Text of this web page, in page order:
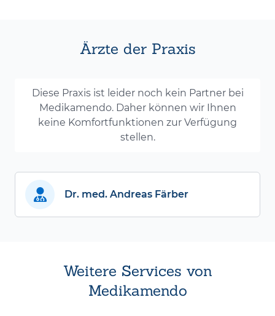
Ärzte der Praxis
Diese Praxis ist leider noch kein Partner bei
Medikamendo. Daher können wir Ihnen
keine Komfortfunktionen zur Verfügung
stellen.
Dr. med. Andreas Färber
Weitere Services von
Medikamendo